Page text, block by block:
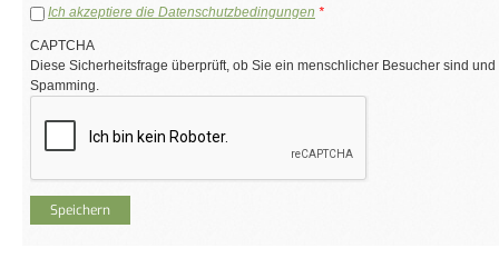
Ich akzeptiere die Datenschutzbedingungen *
CAPTCHA
Diese Sicherheitsfrage überprüft, ob Sie ein menschlicher Besucher sind
Spamming.